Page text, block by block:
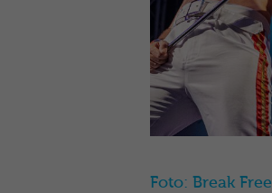
Foto: Break Free